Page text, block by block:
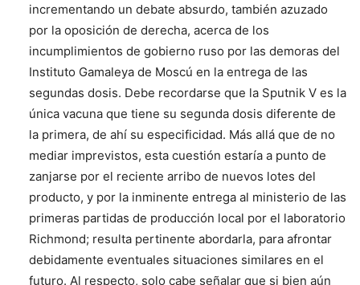
incrementando un debate absurdo, también azuzado
por la oposición de derecha, acerca de los
incumplimientos de gobierno ruso por las demoras del
Instituto Gamaleya de Moscú en la entrega de las
segundas dosis. Debe recordarse que la Sputnik V es la
única vacuna que tiene su segunda dosis diferente de
la primera, de ahí su especificidad. Más allá que de no
mediar imprevistos, esta cuestión estaría a punto de
zanjarse por el reciente arribo de nuevos lotes del
producto, y por la inminente entrega al ministerio de las
primeras partidas de producción local por el laboratorio
Richmond; resulta pertinente abordarla, para afrontar
debidamente eventuales situaciones similares en el
futuro. Al respecto, solo cabe señalar que si bien aún